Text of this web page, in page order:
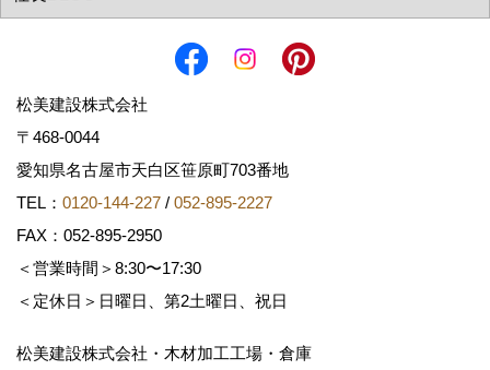
松美建設株式会社
〒468-0044
愛知県名古屋市天白区笹原町703番地
TEL： 0120-144-227 / 052-895-2227
FAX：052-895-2950
＜営業時間＞8:30〜17:30
＜定休日＞日曜日、第2土曜日、祝日
松美建設株式会社・木材加工工場・倉庫